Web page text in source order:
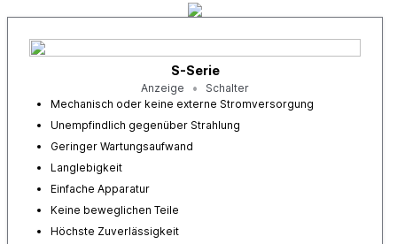
S-Serie
Anzeige
Schalter
Mechanisch oder keine externe Stromversorgung
Unempfindlich gegenüber Strahlung
Geringer Wartungsaufwand
Langlebigkeit
Einfache Apparatur
Keine beweglichen Teile
Höchste Zuverlässigkeit